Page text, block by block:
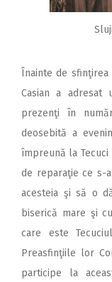
Înainte de
Casian a adresat
prezenţi în
deosebită a
împreună la
de reparaţie ce s-
acesteia şi să o
biserică mare şi
care este
Preasfinţiile lor
participe la